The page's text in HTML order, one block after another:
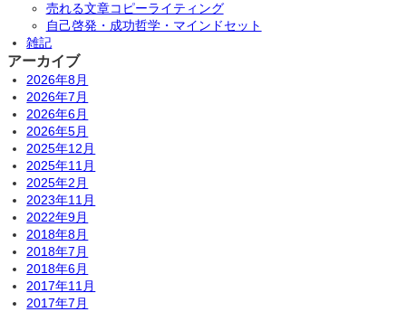
売れる文章コピーライティング
自己啓発・成功哲学・マインドセット
雑記
アーカイブ
2026年8月
2026年7月
2026年6月
2026年5月
2025年12月
2025年11月
2025年2月
2023年11月
2022年9月
2018年8月
2018年7月
2018年6月
2017年11月
2017年7月